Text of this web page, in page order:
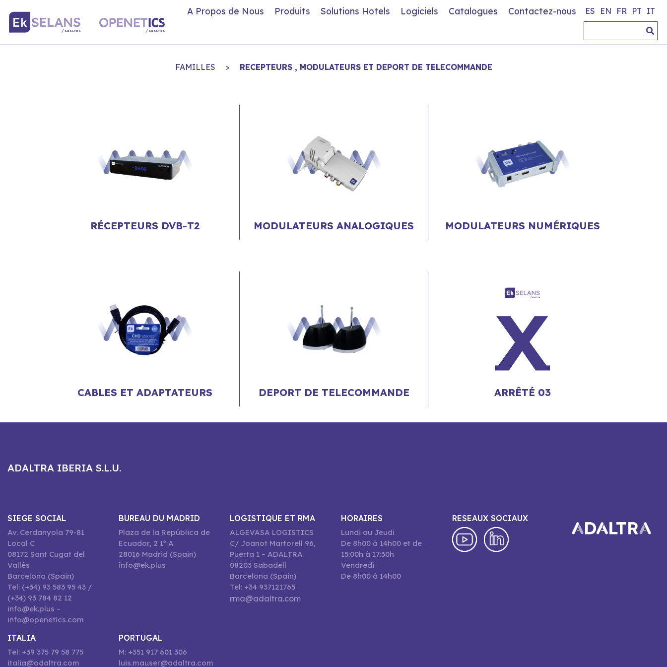
A Propos de Nous Produits Solutions Hotels Logiciels Catalogues Contactez-nous ES EN FR PT IT
FAMILLES > RECEPTEURS , MODULATEURS ET DEPORT DE TELECOMMANDE
RÉCEPTEURS DVB-T2 MODULATEURS ANALOGIQUES MODULATEURS NUMÉRIQUES
CABLES ET ADAPTATEURS DEPORT DE TELECOMMANDE ARRÊTÉ 03
ADALTRA IBERIA S.L.U.
SIEGE SOCIAL
Av. Cerdanyola 79-81
Local C
08172 Sant Cugat del
Vallès
Barcelona (Spain)
Tel: (+34) 93 583 95 43 /
(+34) 93 784 82 12
info@ek.plus –
info@openetics.com
BUREAU DU MADRID
Plaza de la República de
Ecuador, 2 1º A
28016 Madrid (Spain)
info@ek.plus
LOGISTIQUE ET RMA
ALGEVASA LOGISTICS
C/ Joanot Martorell 96,
Puerta 1 – ADALTRA
08203 Sabadell
Barcelona (Spain)
Tel: +34 937121765
rma@adaltra.com
HORAIRES
Lundi au Jeudi
De 8h00 à 14h00 et de
15:00h à 17:30h
Vendredi
De 8h00 à 14h00
RESEAUX SOCIAUX
ITALIA
Tel: +39 375 79 58 775
italia@adaltra.com
PORTUGAL
M: +351 917 601 306
luis.mauser@adaltra.com